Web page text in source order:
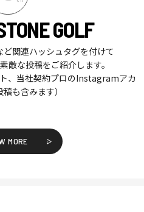
GOLF
ど関連ハッシュタグを付けて
敵な投稿をご紹介します。
、当社契約プロのInstagramアカ
も含みます）
MORE